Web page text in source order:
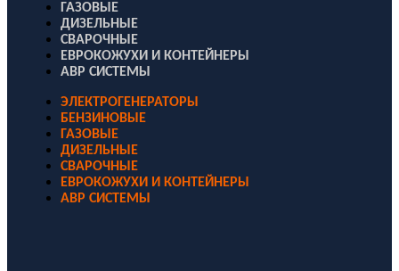
ГАЗОВЫЕ
ДИЗЕЛЬНЫЕ
СВАРОЧНЫЕ
ЕВРОКОЖУХИ И КОНТЕЙНЕРЫ
АВР СИСТЕМЫ
ЭЛЕКТРОГЕНЕРАТОРЫ
БЕНЗИНОВЫЕ
ГАЗОВЫЕ
ДИЗЕЛЬНЫЕ
СВАРОЧНЫЕ
ЕВРОКОЖУХИ И КОНТЕЙНЕРЫ
АВР СИСТЕМЫ